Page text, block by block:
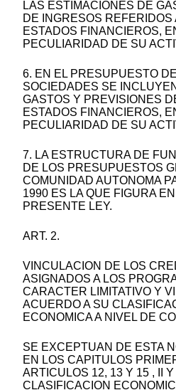
LAS ESTIMACIONES DE
DE INGRESOS REFERIDOS
ESTADOS FINANCIEROS,
PECULIARIDAD DE SU
6. EN EL PRESUPUESTO
SOCIEDADES SE
GASTOS Y PREVISIONES
ESTADOS FINANCIEROS,
PECULIARIDAD DE SU
7. LA ESTRUCTURA DE
DE LOS PRESUPUESTOS
COMUNIDAD AUTONOMA
1990 ES LA QUE FIGURA
PRESENTE LEY.
ART. 2.
VINCULACION DE LOS
ASIGNADOS A LOS
CARACTER LIMITATIVO Y
ACUERDO A SU
ECONOMICA A NIVEL DE
SE EXCEPTUAN DE ESTA
EN LOS CAPITULOS
ARTICULOS 12, 13 Y 15 , II
CLASIFICACION